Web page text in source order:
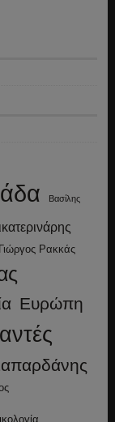
Βασίλης
Γιώργος Ρακκάς
Ευρώπη